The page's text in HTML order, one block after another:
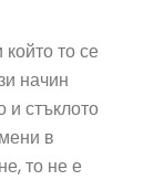
то се
начин
и стъклото
в
то не е